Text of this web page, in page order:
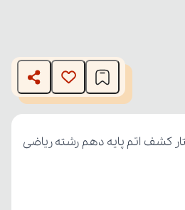
The media could not be loaded,
or network failed or because the